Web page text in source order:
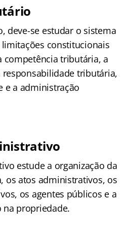
deve-se estudar o sistema
constitucionais
competência tributária, a
tributária,
e a administração
estude a organização da
os atos administrativos, os
os agentes públicos e a
na propriedade.